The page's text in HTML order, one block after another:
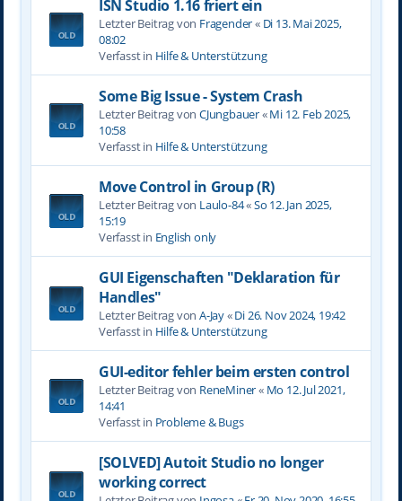
ISN Studio 1.16 friert ein
Letzter Beitrag von Fragender« Di 13. Mai 2025,
08:02
Verfasst in Hilfe & Unterstützung
Some Big Issue - System Crash
Letzter Beitrag von CJungbauer«Mi 12. Feb 2025,
10:58
Verfasst in Hilfe & Unterstützung
Move Control in Group (R)
Letzter Beitrag von Laulo-84«So 12. Jan 2025,
15:19
Verfasst in English only
GUI Eigenschaften "Deklaration für
Handles"
Letzter Beitrag von A-Jay«Di 26. Nov 2024, 19:42
Verfasst in Hilfe & Unterstützung
GUI-editor fehler beim ersten control
Letzter Beitrag von ReneMiner« Mo 12. Jul 2021,
14:41
Verfasst in Probleme & Bugs
[SOLVED] Autoit Studio no longer
working correct